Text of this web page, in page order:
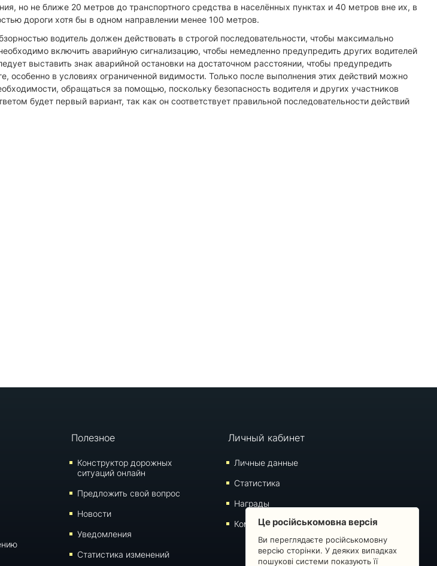
но не ближе 20 метров до транспортного средства в населённых пунктах и 40 метров вне их, в
дороги хотя бы в одном направлении менее 100 метров.
водитель должен действовать в строгой последовательности, чтобы максимально
включить аварийную сигнализацию, чтобы немедленно предупредить других водителей
выставить знак аварийной остановки на достаточном расстоянии, чтобы предупредить
особенно в условиях ограниченной видимости. Только после выполнения этих действий можно
обращаться за помощью, поскольку безопасность водителя и других участников
будет первый вариант, так как он соответствует правильной последовательности действий
Полезное
Конструктор дорожных
ситуаций онлайн
Предложить свой вопрос
Новости
Уведомления
Статистика изменений
Личный кабинет
Личные данные
Статистика
Награды
Комментарии
Це російськомовна версія
Ви переглядаєте російськомовну
версію сторінки. У деяких випадках
пошукові системи показують її